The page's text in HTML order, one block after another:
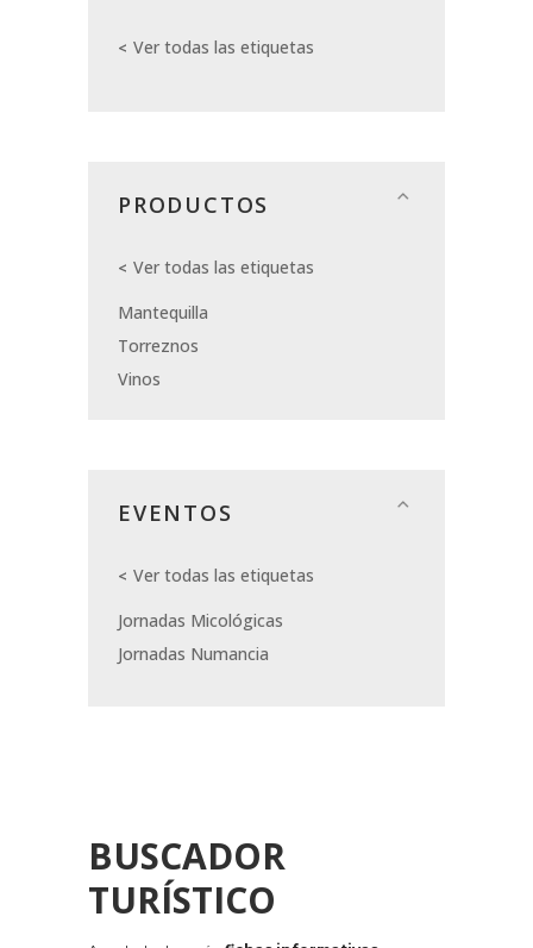
Ver todas las etiquetas
PRODUCTOS
Ver todas las etiquetas
Mantequilla
Torreznos
Vinos
EVENTOS
Ver todas las etiquetas
Jornadas Micológicas
Jornadas Numancia
BUSCADOR
TURÍSTICO